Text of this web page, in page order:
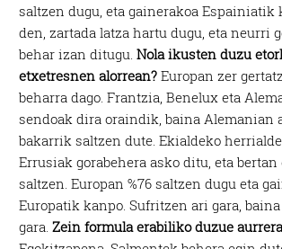
saltzen dugu, eta gainerakoa Espainiatik
den, zartada latza hartu dugu, eta neurri
behar izan ditugu.Nola ikusten duzu
etxetresnen alorrean? Europan zer
beharra dago. Frantzia, Benelux eta
sendoak dira oraindik, baina Alemanian
bakarrik saltzen dute. Ekialdeko
Errusiak gorabehera asko ditu, eta bertan
saltzen. Europan %76 saltzen dugu eta
Europatik kanpo. Sufritzen ari gara,
gara.Zein formula erabiliko duzue